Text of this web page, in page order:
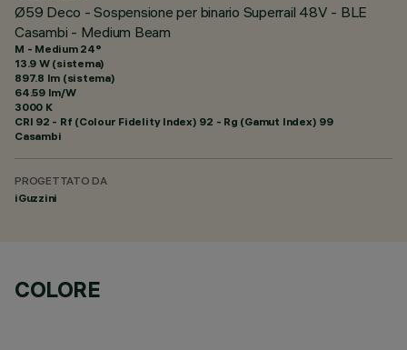
Ø59 Deco - Sospensione per binario Superrail 48V - BLE
Casambi - Medium Beam
M - Medium 24°
13.9 W (sistema)
897.8 lm (sistema)
64.59 lm/W
3000 K
CRI 92 - Rf (Colour Fidelity Index) 92 - Rg (Gamut Index) 99
Casambi
PROGETTATO DA
iGuzzini
COLORE